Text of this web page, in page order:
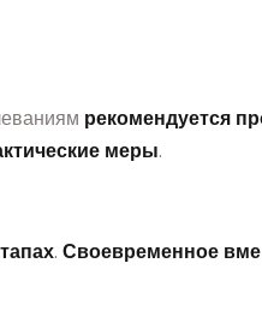
рекомендуется
меры.
. Своевременное